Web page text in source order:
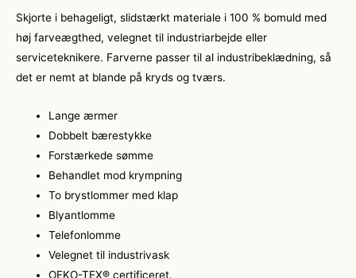
Skjorte i behageligt, slidstærkt materiale i 100 % bomuld med
høj farveægthed, velegnet til industriarbejde eller
serviceteknikere. Farverne passer til al industribeklædning, så
det er nemt at blande på kryds og tværs.
Lange ærmer
Dobbelt bærestykke
Forstærkede sømme
Behandlet mod krympning
To brystlommer med klap
Blyantlomme
Telefonlomme
Velegnet til industrivask
OEKO-TEX® certificeret.